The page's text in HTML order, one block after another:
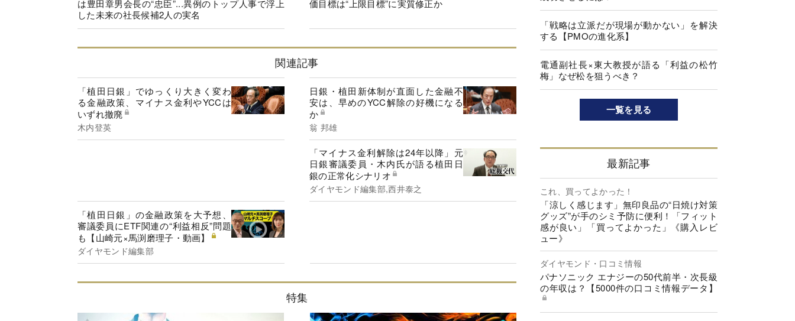
は豊田章男会長の“忠臣”...異例のトップ人事で浮上
した未来の社長候補2人の実名
価目標は“上限目標”に実質修正か
関連記事
「植田日銀」でゆっくり大きく変わ
る金融政策、マイナス金利やYCCは
いずれ撤廃
木内登英
日銀・植田新体制が直面した金融不
安は、早めのYCC解除の好機になる
か
翁 邦雄
「マイナス金利解除は24年以降」元
日銀審議委員・木内氏が語る植田日
銀の正常化シナリオ
ダイヤモンド編集部,西井泰之
「植田日銀」の金融政策を大予想、
審議委員にETF関連の“利益相反”問題
も【山崎元×馬渕磨理子・動画】
ダイヤモンド編集部
特集
「戦略は立派だが現場が動かない」を解決
する【PMOの進化系】
電通副社長×東大教授が語る「利益の松竹
梅」なぜ松を狙うべき？
一覧を見る
最新記事
これ、買ってよかった！
「涼しく感じます」無印良品の“日焼け対策
グッズ”が手のシミ予防に便利！「フィット
感が良い」「買ってよかった」《購入レビ
ュー》
ダイヤモンド・口コミ情報
パナソニック エナジーの50代前半・次長級
の年収は？【5000件の口コミ情報データ】